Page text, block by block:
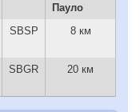
Пауло
SBSP 8 км
SBGR 20 км